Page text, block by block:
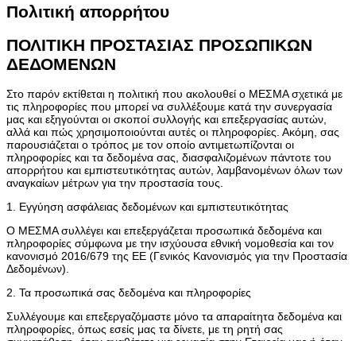
Πολιτική απορρήτου
ΠΟΛΙΤΙΚΗ ΠΡΟΣΤΑΣΙΑΣ ΠΡΟΣΩΠΙΚΩΝ
ΔΕΔΟΜΕΝΩΝ
Στο παρόν εκτίθεται η πολιτική που ακολουθεί ο ΜΕΣΜΑ σχετικά με
τις πληροφορίες που μπορεί να συλλέξουμε κατά την συνεργασία
μας και εξηγούνται οι σκοποί συλλογής και επεξεργασίας αυτών,
αλλά και πώς χρησιμοποιούνται αυτές οι πληροφορίες. Ακόμη, σας
παρουσιάζεται ο τρόπος με τον οποίο αντιμετωπίζονται οι
πληροφορίες και τα δεδομένα σας, διασφαλιζομένων πάντοτε του
απορρήτου και εμπιστευτικότητας αυτών, λαμβανομένων όλων των
αναγκαίων μέτρων για την προστασία τους.
1. Εγγύηση ασφάλειας δεδομένων και εμπιστευτικότητας
Ο ΜΕΣΜΑ συλλέγει και επεξεργάζεται προσωπικά δεδομένα και
πληροφορίες σύμφωνα με την ισχύουσα εθνική νομοθεσία και τον
κανονισμό 2016/679 της ΕΕ (Γενικός Κανονισμός για την Προστασία
Δεδομένων).
2. Τα προσωπικά σας δεδομένα και πληροφορίες
Συλλέγουμε και επεξεργαζόμαστε μόνο τα απαραίτητα δεδομένα και
πληροφορίες, όπως εσείς μας τα δίνετε, με τη ρητή σας